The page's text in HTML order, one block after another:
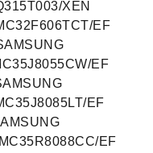
XEN
EF
EF
EF
EF